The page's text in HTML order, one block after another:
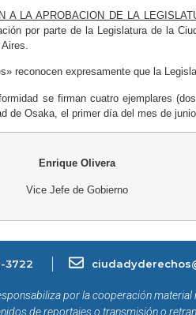
A LA APROBACION DE LA
por parte de la Legislatura de la
reconocen expresamente que la
se firman cuatro ejemplares
de Osaka, el primer día del mes de
Enrique Olivera
Vice Jefe de Gobierno
3722
por la cooperación
de reportajes o transmisión o